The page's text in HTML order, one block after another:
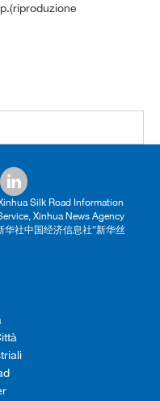
Silk Road Information
Xinhua News Agency
华社中国经济信息社“新华丝